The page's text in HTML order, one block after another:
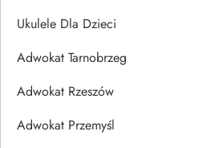
Ukulele Dla Dzieci
Adwokat Tarnobrzeg
Adwokat Rzeszów
Adwokat Przemyśl